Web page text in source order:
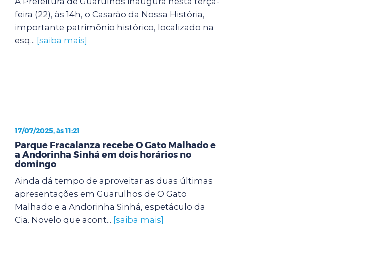
feira (22), às 14h, o Casarão da Nossa História,
importante patrimônio histórico, localizado na
esq... [saiba mais]
17/07/2025, às 11:21
Parque Fracalanza recebe O Gato Malhado e
a Andorinha Sinhá em dois horários no
domingo
Ainda dá tempo de aproveitar as duas últimas
apresentações em Guarulhos de O Gato
Malhado e a Andorinha Sinhá, espetáculo da
Cia. Novelo que acont... [saiba mais]